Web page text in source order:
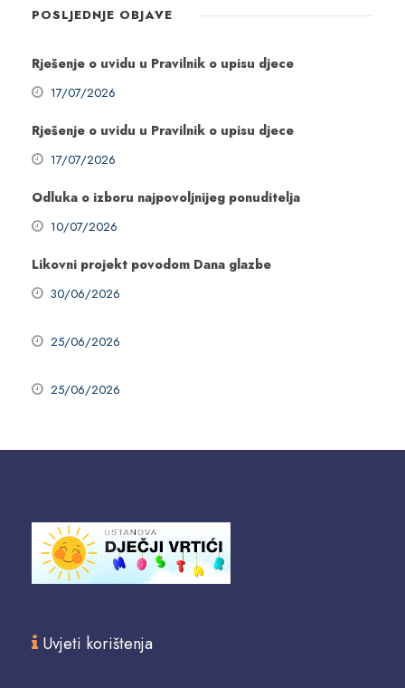
POSLJEDNJE OBJAVE
Rješenje o uvidu u Pravilnik o upisu djece
17/07/2026
Rješenje o uvidu u Pravilnik o upisu djece
17/07/2026
Odluka o izboru najpovoljnijeg ponuditelja
10/07/2026
Likovni projekt povodom Dana glazbe
30/06/2026
25/06/2026
25/06/2026
Uvjeti korištenja